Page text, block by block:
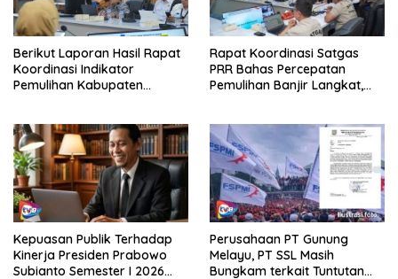
Berikut Laporan Hasil Rapat
Koordinasi Indikator
Pemulihan Kabupaten
Rapat Koordinasi Satgas
PRR Bahas Percepatan
Pemulihan Banjir Langkat,
Kepuasan Publik Terhadap
Kinerja Presiden Prabowo
Subianto Semester I 2026
Perusahaan PT Gunung
Melayu, PT SSL Masih
Bungkam terkait Tuntutan